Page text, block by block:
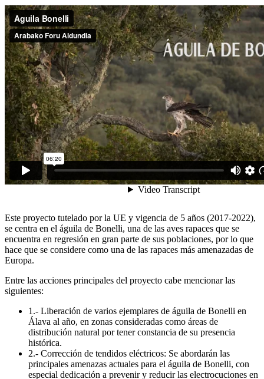
Este proyecto tutelado por la UE y vigencia de 5 años (2017-2022),
se centra en el águila de Bonelli, una de las aves rapaces que se
encuentra en regresión en gran parte de sus poblaciones, por lo que
hace que se considere como una de las rapaces más amenazadas de
Europa.
Entre las acciones principales del proyecto cabe mencionar las
siguientes:
1.- Liberación de varios ejemplares de águila de Bonelli en
Álava al año, en zonas consideradas como áreas de
distribución natural por tener constancia de su presencia
histórica.
2.- Corrección de tendidos eléctricos: Se abordarán las
principales amenazas actuales para el águila de Bonelli, con
especial dedicación a prevenir y reducir las electrocuciones en